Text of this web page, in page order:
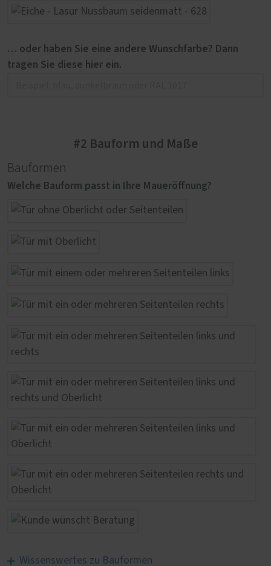
… oder haben Sie eine andere Wunschfarbe? Dann
tragen Sie diese hier ein.
#2 Bauform und Maße
Bauformen
Welche Bauform passt in Ihre Maueröffnung?
Wissenswertes zu Bauformen